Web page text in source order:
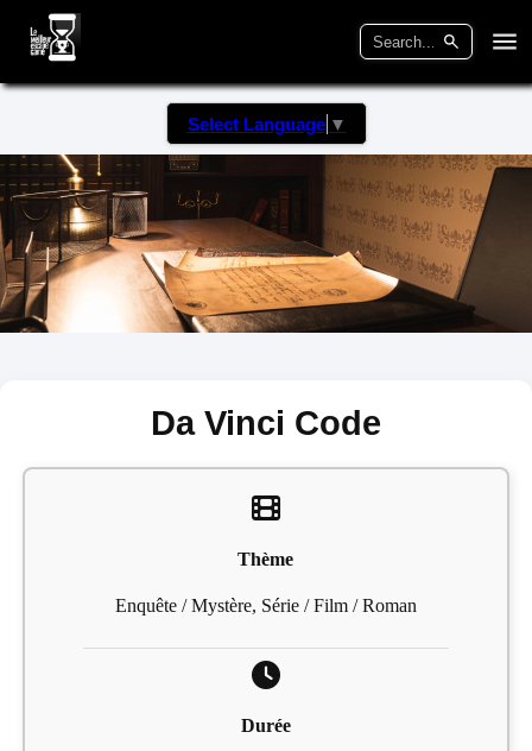
Select Language ▼
Da Vinci Code
Thème
Enquête / Mystère, Série / Film / Roman
Durée